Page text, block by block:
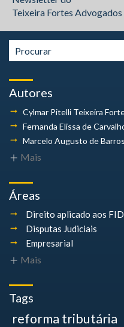
Teixeira Fortes Advogados
Autores
Cylmar Pitelli Teixeira
Fernanda Elissa de
Marcelo Augusto de Barros
Mais
Áreas
Direito aplicado aos
Disputas Judiciais
Empresarial
Mais
Tags
reforma tributária